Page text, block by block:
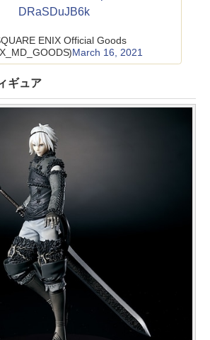
DRaSDuJB6k
ENIX Official Goods
March 16, 2021
ギュア